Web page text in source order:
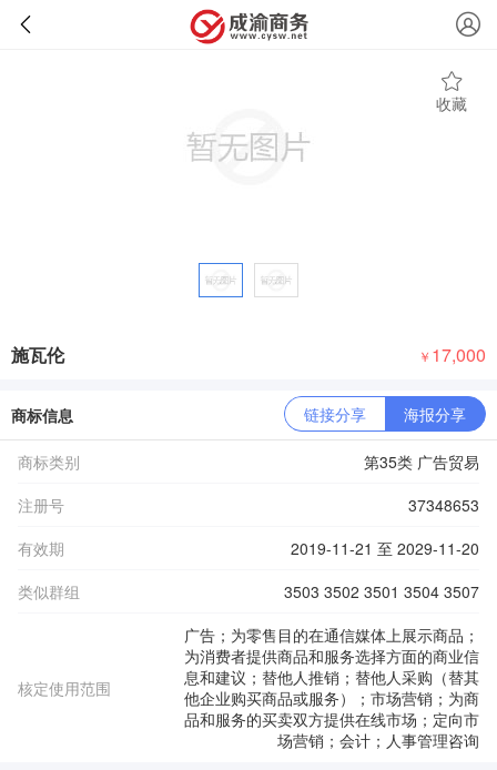
收藏
施瓦伦 ￥ 17,000
商标信息 链接分享 海报分享
商标类别
第35类 广告贸易
注册号
37348653
有效期
2019-11-21 至 2029-11-20
类似群组
3503 3502 3501 3504 3507
核定使用范围
广告；为零售目的在通信媒体上展示商品；
为消费者提供商品和服务选择方面的商业信
息和建议；替他人推销；替他人采购（替其
他企业购买商品或服务）；市场营销；为商
品和服务的买卖双方提供在线市场；定向市
场营销；会计；人事管理咨询